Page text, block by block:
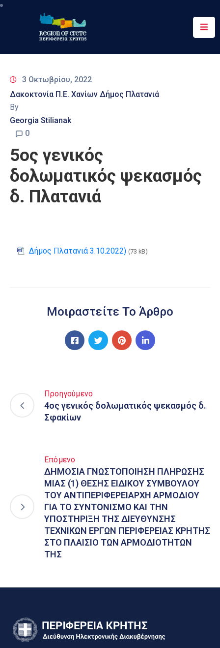
Περιφέρεια
&
Δράσεις
Ψηφιακές
Επικοινωνία
3 Οκτωβρίου, 2022
Δακοκτονία Π.Ε. Χανίων Δήμος Πλατανιά
By
Georgia Stilianak
0
5ος γενικός
δολωματικός ψεκασμός
δ. Πλατανιά
Δήμος Πλατανιά 3.10.2022) (73 kB)
Μοιραστείτε Το Άρθρο
Προηγούμενο
4ος γενικός δολωματικός ψεκασμός δ.
Σφακίων
Επόμενο
ΔΗΜΟΣΙΑ ΓΝΩΣΤΟΠΟΙΗΣΗ ΠΛΗΡΩΣΗΣ
ΜΙΑΣ (1) ΘΕΣΗΣ ΕΙΔΙΚΟΥ ΣΥΜΒΟΥΛΟΥ
ΤΟΥ ΑΝΤΙΠΕΡΙΦΕΡΕΙΑΡΧΗ ΑΡΜΟΔΙΟΥ
ΓΙΑ ΤΟ ΣΥΝΤΟΝΙΣΜΟ ΚΑΙ ΤΗΝ
ΥΠΟΣΤΗΡΙΞΗ ΤΗΣ ΔΙΕΥΘΥΝΣΗΣ
ΤΕΧΝΙΚΩΝ ΕΡΓΩΝ ΠΕΡΙΦΕΡΕΙΑΣ ΚΡΗΤΗΣ
ΣΤΟ ΠΛΑΙΣΙΟ ΤΩΝ ΑΡΜΟΔΙΟΤΗΤΩΝ
ΤΗΣ